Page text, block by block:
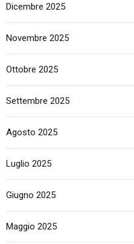
Dicembre 2025
Novembre 2025
Ottobre 2025
Settembre 2025
Agosto 2025
Luglio 2025
Giugno 2025
Maggio 2025